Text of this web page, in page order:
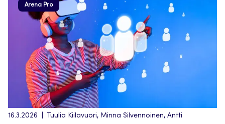
Arena Pro
16.3.2026
Tuulia Kiilavuori, Minna Silvennoinen, Antti